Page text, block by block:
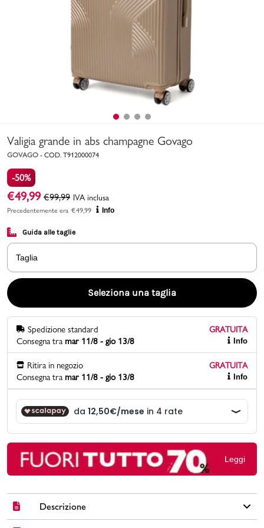
Bambino
Valigie
Marchi
Accedi | Registrati
Carrello
Promo & News
negozi
contatti
pcard
Gift card
Valigia grande in abs champagne Govago
GOVAGO - COD. T912000074
-50%
€49,99 €99,99 IVA inclusa
Precedentemente era €49,99 Info
Guida alle taglie
Taglia
Seleziona una taglia
Spedizione standard
GRATUITA
Consegna tra mar 11/8 - gio 13/8 Info
Ritira in negozio
GRATUITA
Consegna tra mar 11/8 - gio 13/8 Info
Leggi
Descrizione